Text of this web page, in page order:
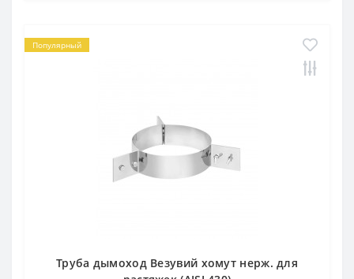
Популярный
Труба дымоход Везувий хомут нерж. для